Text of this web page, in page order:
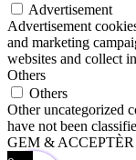
Advertisement
Advertisement
and marketing
websites and collect
Others
Others
Other uncategorized
have not been
GEM & ACCEPTÈR